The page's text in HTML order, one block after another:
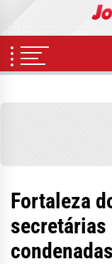
content
Fortaleza
secretárias
condenadas